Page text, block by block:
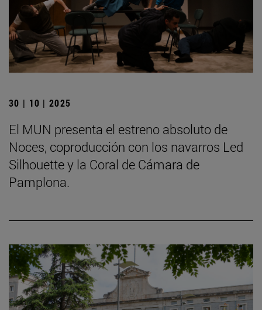
30 | 10 | 2025
El MUN presenta el estreno absoluto de
Noces, coproducción con los navarros Led
Silhouette y la Coral de Cámara de
Pamplona.